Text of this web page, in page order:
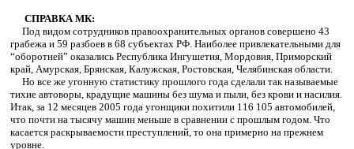
СПРАВКА МК:
Под видом сотрудников правоохранительных органов совершено 43
грабежа и 59 разбоев в 68 субъектах РФ. Наиболее привлекательными для
“оборотней” оказались Республика Ингушетия, Мордовия, Приморский
край, Амурская, Брянская, Калужская, Ростовская, Челябинская области.
Но все же угонную статистику прошлого года сделали так называемые
тихие автоворы, крадущие машины без шума и пыли, без крови и насилия.
Итак, за 12 месяцев 2005 года угонщики похитили 116 105 автомобилей,
что почти на тысячу машин меньше в сравнении с прошлым годом. Что
касается раскрываемости преступлений, то она примерно на прежнем
уровне.